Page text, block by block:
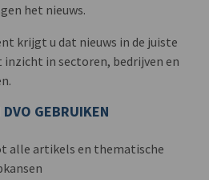
het nieuws.
krijgt u dat nieuws in de juiste
in sectoren, bedrijven en
GEBRUIKEN
alle artikels en thematische